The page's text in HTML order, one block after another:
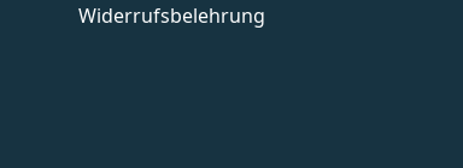
Widerrufsbelehrung